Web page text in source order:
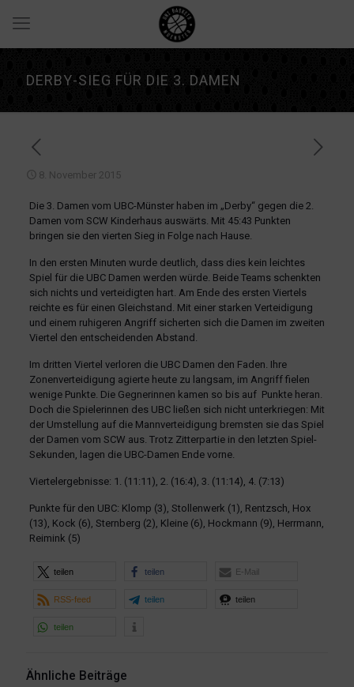
DERBY-SIEG FÜR DIE 3. DAMEN
8. November 2015
Die 3. Damen vom UBC-Münster haben im „Derby“ gegen die 2.
Damen vom SCW Kinderhaus auswärts. Mit 45:43 Punkten
bringen sie den vierten Sieg in Folge nach Hause.
In den ersten Minuten wurde deutlich, dass dies kein leichtes
Spiel für die UBC Damen werden würde. Beide Teams schenkten
sich nichts und verteidigten hart. Am Ende des ersten Viertels
reichte es für einen Gleichstand. Mit einer starken Verteidigung
und einem ruhigeren Angriff sicherten sich die Damen im zweiten
Viertel den entscheidenden Abstand.
Im dritten Viertel verloren die UBC Damen den Faden. Ihre
Zonenverteidigung agierte heute zu langsam, im Angriff fielen
wenige Punkte. Die Gegnerinnen kamen so bis auf Punkte heran.
Doch die Spielerinnen des UBC ließen sich nicht unterkriegen: Mit
der Umstellung auf die Mannverteidigung bremsten sie das Spiel
der Damen vom SCW aus. Trotz Zitterpartie in den letzten Spiel-
Sekunden, lagen die UBC-Damen Ende vorne.
Viertelergebnisse: 1. (11:11), 2. (16:4), 3. (11:14), 4. (7:13)
Punkte für den UBC: Klomp (3), Stollenwerk (1), Rentzsch, Hox
(13), Kock (6), Sternberg (2), Kleine (6), Hockmann (9), Herrmann,
Reimink (5)
teilen teilen E-Mail
RSS-feed teilen teilen
teilen
Ähnliche Beiträge